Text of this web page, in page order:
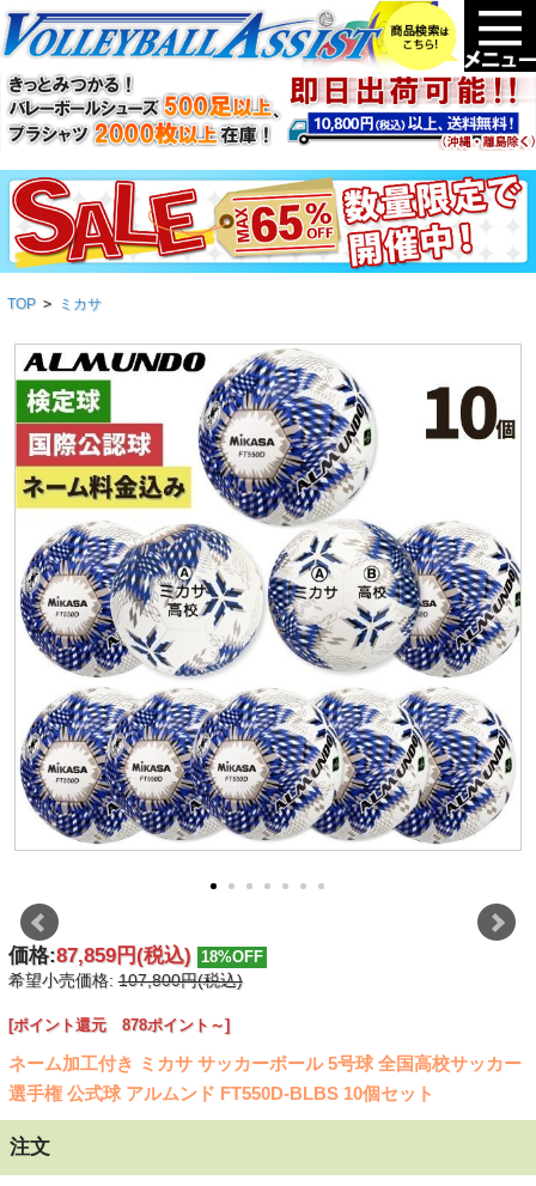
TOP > ミカサ
価格:87,859円(税込) 18%OFF
希望小売価格:107,800円(税込)
[ポイント還元 878ポイント～]
ネーム加工付き ミカサ サッカーボール 5号球 全国高校サッカー
選手権 公式球 アルムンド FT550D-BLBS 10個セット
注文